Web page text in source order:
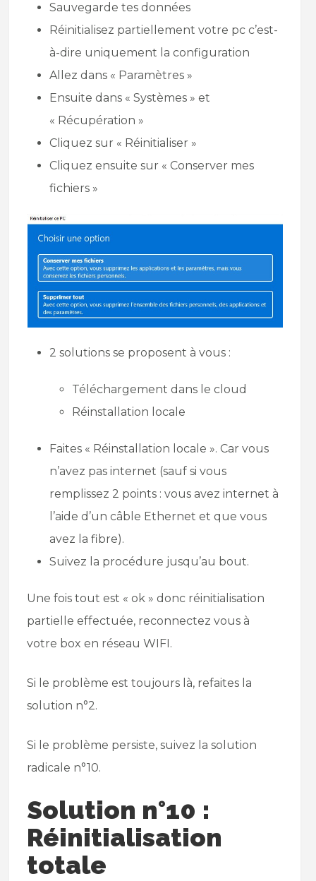
Sauvegarde tes données
Réinitialisez partiellement votre pc c’est-
à-dire uniquement la configuration
Allez dans « Paramètres »
Ensuite dans « Systèmes » et
« Récupération »
Cliquez sur « Réinitialiser »
Cliquez ensuite sur « Conserver mes
fichiers »
2 solutions se proposent à vous :
Téléchargement dans le cloud
Réinstallation locale
Faites « Réinstallation locale ». Car vous
n’avez pas internet (sauf si vous
remplissez 2 points : vous avez internet à
l’aide d’un câble Ethernet et que vous
avez la fibre).
Suivez la procédure jusqu’au bout.
Une fois tout est « ok » donc réinitialisation
partielle effectuée, reconnectez vous à
votre box en réseau WIFI.
Si le problème est toujours là, refaites la
solution n°2.
Si le problème persiste, suivez la solution
radicale n°10.
Solution n°10 :
Réinitialisation
totale